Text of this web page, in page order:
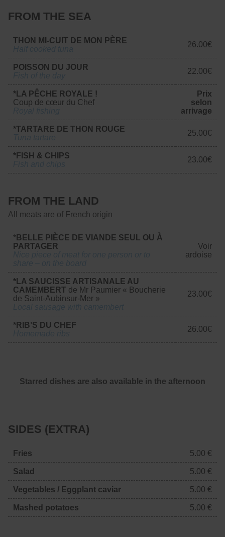
FROM THE SEA
THON MI-CUIT DE MON PÈRE
26.00€
POISSON DU JOUR
22.00€
*LA PÊCHE ROYALE !
Coup de cœur du Chef
Prix
selon
arrivage
*TARTARE DE THON ROUGE
25.00€
*FISH & CHIPS
23.00€
FROM THE LAND
All meats are of French origin
*BELLE PIÈCE DE VIANDE SEUL OU À
PARTAGER
Voir
ardoise
*LA SAUCISSE ARTISANALE AU
CAMEMBERT de Mr Paumier « Boucherie
de Saint-Aubinsur-Mer »
23.00€
*RIB’S DU CHEF
26.00€
Starred dishes are also available in the afternoon
SIDES (EXTRA)
Fries 5.00 €
Salad 5.00 €
Vegetables / Eggplant caviar 5.00 €
Mashed potatoes 5.00 €